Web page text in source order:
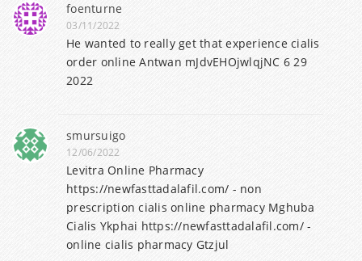
foenturne
03/11/2022
He wanted to really get that experience cialis
order online Antwan mJdvEHOjwlqjNC 6 29
2022
smursuigo
12/06/2022
Levitra Online Pharmacy
https://newfasttadalafil.com/ - non
prescription cialis online pharmacy Mghuba
Cialis Ykphai https://newfasttadalafil.com/ -
online cialis pharmacy Gtzjul